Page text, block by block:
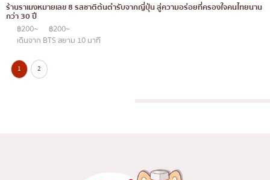
ร้านราเมงหมายเลข 8 รสชาติต้นตำรับจากญี่ปุ่น สู่ความอร่อยที่ครองใจคนไทยนาน
กว่า 30 ปี
฿200~
฿200~
เดินจาก BTS สยาม 10 นาที
1 2